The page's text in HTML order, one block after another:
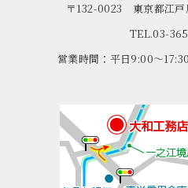
〒132-0023 東京都江戸
TEL.03-
営業時間：平日9:00～